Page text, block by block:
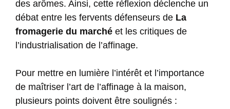
des arômes. Ainsi, cette réflexion déclenche un
débat entre les fervents défenseurs de La
fromagerie du marché et les critiques de
l’industrialisation de l’affinage.
Pour mettre en lumière l’intérêt et l’importance
de maîtriser l’art de l’affinage à la maison,
plusieurs points doivent être soulignés :